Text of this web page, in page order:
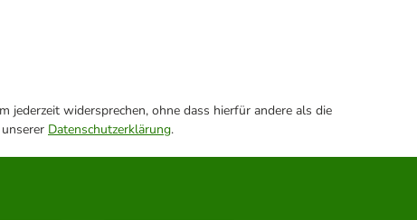
widersprechen, ohne dass hierfür andere als die
Datenschutzerklärung.